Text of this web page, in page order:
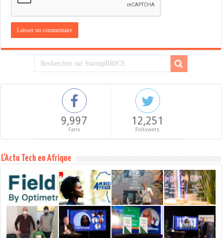
9,997
Fans
12,251
Followers
L’Actu Tech en Afrique